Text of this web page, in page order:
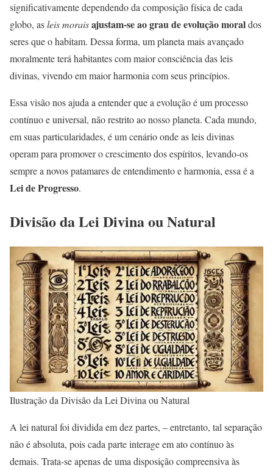
significativamente dependendo da composição física de cada
globo, asleis moraisajustam-se ao grau de evolução moraldos
seres que o habitam. Dessa forma, um planeta mais avançado
moralmente terá habitantes com maior consciência das leis
divinas, vivendo em maior harmonia com seus princípios.
Essa visão nos ajuda a entender que a evolução é um processo
contínuo e universal, não restrito ao nosso planeta. Cada mundo,
em suas particularidades, é um cenário onde as leis divinas
operam para promover o crescimento dos espíritos, levando-os
sempre a novos patamares de entendimento e harmonia, essa é a
Lei de Progresso.
Divisão da Lei Divina ou Natural
Ilustração da Divisão da Lei Divina ou Natural
A lei natural foi dividida em dez partes, – entretanto, tal separação
não é absoluta, pois cada parte interage em ato contínuo às
demais. Trata-se apenas de uma disposição compreensiva às